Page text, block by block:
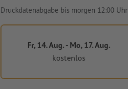
Druckdatenabgabe bis morgen 12:00 Uhr
Fr, 14. Aug. - Mo, 17. Aug.
kostenlos